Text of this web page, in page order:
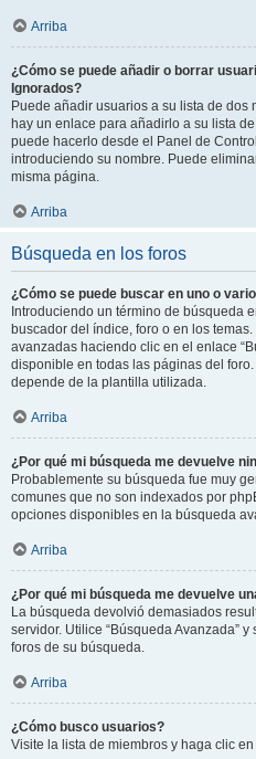
Arriba
¿Cómo se puede añadir o borrar
Ignorados?
Puede añadir usuarios a su lista de
hay un enlace para añadirlo a su lista
puede hacerlo desde el Panel de
introduciendo su nombre. Puede
misma página.
Arriba
Búsqueda en los foros
¿Cómo se puede buscar en uno o
Introduciendo un término de búsqueda
buscador del índice, foro o en los
avanzadas haciendo clic en el enlace
disponible en todas las páginas del
depende de la plantilla utilizada.
Arriba
¿Por qué mi búsqueda me devuelve
Probablemente su búsqueda fue muy
comunes que no son indexados por
opciones disponibles en la búsqueda
Arriba
¿Por qué mi búsqueda me devuelve
La búsqueda devolvió demasiados
servidor. Utilice “Búsqueda Avanzada”
foros de su búsqueda.
Arriba
¿Cómo busco usuarios?
Visite la lista de miembros y haga clic